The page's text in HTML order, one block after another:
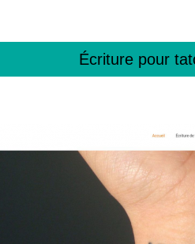
Écriture pour